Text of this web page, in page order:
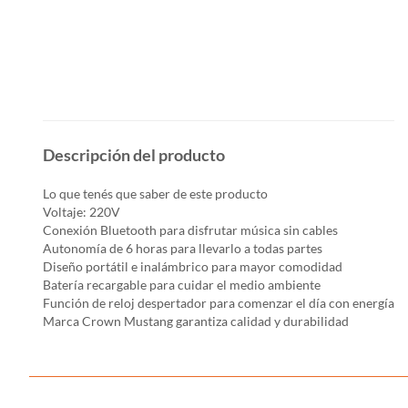
Descripción del producto
Lo que tenés que saber de este producto
Voltaje: 220V
Conexión Bluetooth para disfrutar música sin cables
Autonomía de 6 horas para llevarlo a todas partes
Diseño portátil e inalámbrico para mayor comodidad
Batería recargable para cuidar el medio ambiente
Función de reloj despertador para comenzar el día con energía
Marca Crown Mustang garantiza calidad y durabilidad